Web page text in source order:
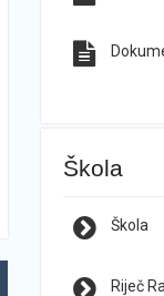
Škola
Škola
Riječ